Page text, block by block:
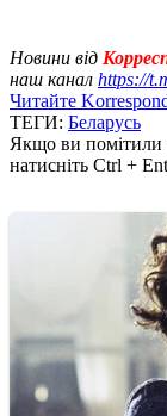
Новини від
наш канал https://
Читайте
ТЕГИ: Беларусь
Якщо ви помітили
натисніть Ctrl +